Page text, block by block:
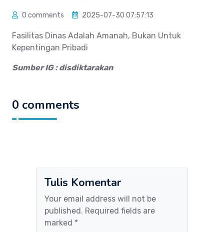
0 comments 2025-07-30 07:57:13
Fasilitas Dinas Adalah Amanah, Bukan Untuk
Kepentingan Pribadi
Sumber IG : disdiktarakan
0 comments
Tulis Komentar
Your email address will not be
published. Required fields are
marked *